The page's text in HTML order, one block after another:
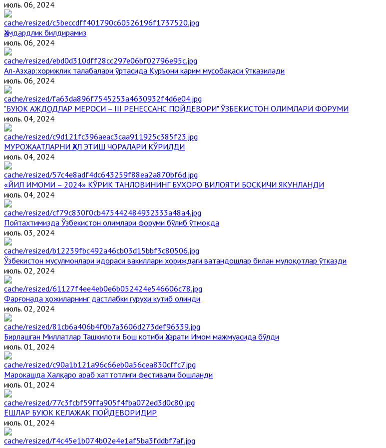
июль. 06, 2024
Ҳамдардлик билдирамиз
июль. 06, 2024
Aл-Aзҳар:хорижлик талабалари ўртасида Қуръони карим мусобақаси ўтказилади
июль. 06, 2024
"БУЮК АЖДОДЛАР МЕРОСИ – III РЕНЕССАНС ПОЙДЕВОРИ" ЎЗБЕКИСТОН ОЛИМЛАРИ ФОРУМИ
июль. 04, 2024
МУРОЖААТЛАРНИ ҲАЛ ЭТИШ ЧОРАЛАРИ КЎРИЛДИ
июль. 04, 2024
«ЙИЛ ИМОМИ – 2024» КЎРИК ТАНЛОВИНИНГ БУХОРО ВИЛОЯТИ БОСҚИЧИ ЯКУНЛАНДИ
июль. 04, 2024
Пойтахтимизда Ўзбекистон олимлари форуми бўлиб ўтмоқда
июль. 03, 2024
Ўзбекистон мусулмонлари идораси вакиллари хориждаги ватандошлар билан мулоқотлар ўтказди
июль. 02, 2024
Фарғонада ҳожиларнинг дастлабки гуруҳи кутиб олинди
июль. 02, 2024
Бирлашган Миллатлар Ташкилоти Бош котиби Ҳазрати Имом мажмуасида бўлди
июль. 01, 2024
Марокашда Халқаро араб хаттотлиги фестивали бошланди
июль. 01, 2024
ЁШЛАР БУЮК КЕЛАЖАК ПОЙДЕВОРИДИР
июль. 01, 2024